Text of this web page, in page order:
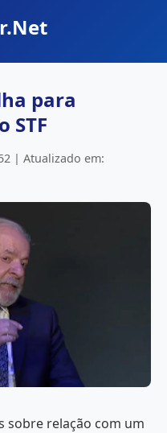
para
STF
| Atualizado em:
sobre relação com um